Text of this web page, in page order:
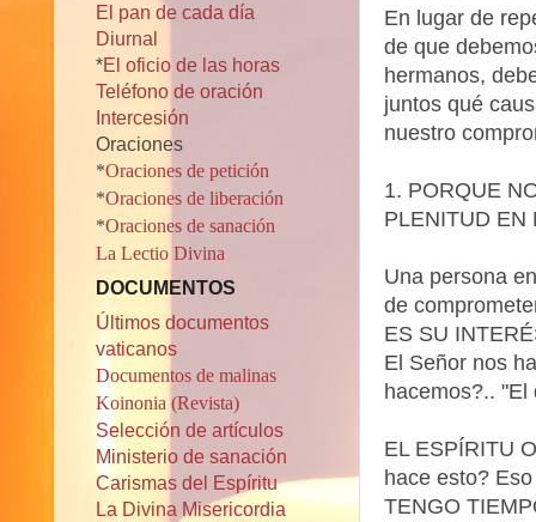
En lugar de
de que
hermanos,
juntos qué
nuestro
1. PORQUE
PLENITUD EN
Una persona
de
ES SU
El Señor nos
hacemos?..
EL ESPÍRITU
hace esto?
TENGO
El pan de cada día
Diurnal
*El oficio de las horas
Teléfono de oración
Intercesión
Oraciones
*Oraciones de petición
*Oraciones de liberación
*Oraciones de sanación
La Lectio Divina
DOCUMENTOS
Últimos documentos
vaticanos
Documentos de malinas
Koinonia (Revista)
Selección de artículos
Ministerio de sanación
Carismas del Espíritu
La Divina Misericordia